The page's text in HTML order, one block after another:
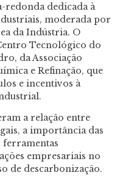
redonda dedicada à
moderada por
da Indústria. O
Tecnológico do
da Associação
e Refinação, que
e incentivos à
a relação entre
a importância das
ferramentas
empresariais no
de descarbonização.